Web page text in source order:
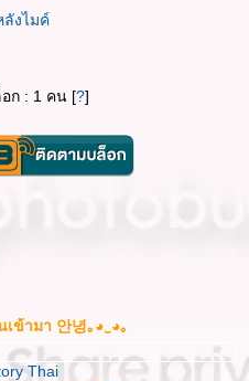
ลังไมค์
ก : 1 คน [?]
เข้ามา 안녕｡◕‿◕｡
Thai